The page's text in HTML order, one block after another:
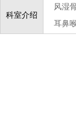
科室介绍
风湿
耳鼻